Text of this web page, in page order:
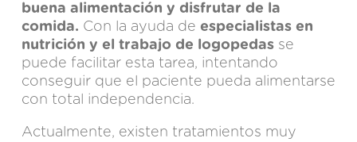
buena alimentación y disfrutar de la
comida. Con la ayuda de especialistas en
nutrición y el trabajo de
logopedas se
puede facilitar esta tarea, intentando
conseguir que el paciente pueda alimentarse
con total independencia.
Actualmente, existen tratamientos muy